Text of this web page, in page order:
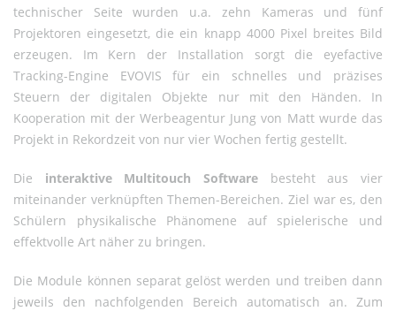
technischer Seite wurden u.a. zehn Kameras und fünf
Projektoren eingesetzt, die ein knapp 4000 Pixel breites Bild
erzeugen. Im Kern der Installation sorgt die eyefactive
Tracking-Engine EVOVIS für ein schnelles und präzises
Steuern der digitalen Objekte nur mit den Händen. In
Kooperation mit der Werbeagentur Jung von Matt wurde das
Projekt in Rekordzeit von nur vier Wochen fertig gestellt.
Die interaktive Multitouch Software besteht aus vier
miteinander verknüpften Themen-Bereichen. Ziel war es, den
Schülern physikalische Phänomene auf spielerische und
effektvolle Art näher zu bringen.
Die Module können separat gelöst werden und treiben dann
jeweils den nachfolgenden Bereich automatisch an. Zum